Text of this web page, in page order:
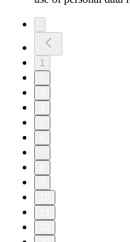
1